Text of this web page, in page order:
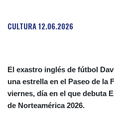
CULTURA12.06.2026
El exastro inglés de fútbol
una estrella en el Paseo de la
viernes, día en el que debuta
de Norteamérica 2026.